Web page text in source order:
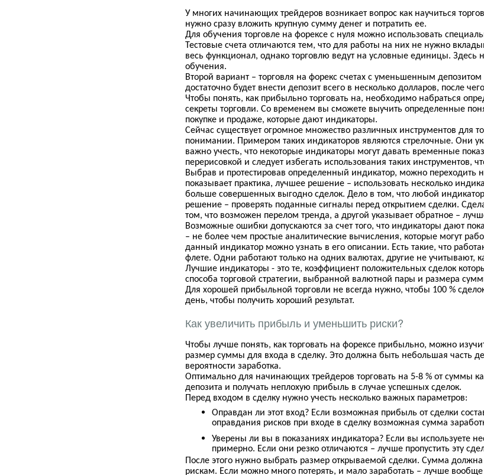
У многих начинающих трейдеров возникает вопрос как научиться
нужно сразу вложить крупную сумму денег и потратить ее.
Для обучения торговле на форексе с нуля можно использовать
Тестовые счета отличаются тем, что для работы на них не нужно
весь функционал, однако торговлю ведут на условные единицы. Здесь
обучения.
Второй вариант – торговля на форекс счетах с уменьшенным
достаточно будет внести депозит всего в несколько долларов, после
Чтобы понять, как прибыльно торговать на, необходимо набраться
секреты торговли. Со временем вы сможете выучить определенные
покупке и продаже, которые дают индикаторы.
Сейчас существует огромное множество различных инструментов для
понимании. Примером таких индикаторов являются стрелочные. Они
важно учесть, что некоторые индикаторы могут давать временные
перерисовкой и следует избегать использования таких инструментов,
Выбрав и протестировав определенный индикатор, можно переходить
показывает практика, лучшее решение – использовать несколько
больше совершенных выгодно сделок. Дело в том, что любой
решение – проверять поданные сигналы перед открытием сделки.
том, что возможен перелом тренда, а другой указывает обратное –
Возможные ошибки допускаются за счет того, что индикаторы дают
– не более чем простые аналитические вычисления, которые могут
данный индикатор можно узнать в его описании. Есть такие, что
флете. Одни работают только на одних валютах, другие не учитывают,
Лучшие индикаторы - это те, коэффициент положительных сделок
способа торговой стратегии, выбранной валютной пары и размера
Для хорошей прибыльной торговли не всегда нужно, чтобы 100 %
день, чтобы получить хороший результат.
Как увеличить прибыль и уменьшить риски?
Чтобы лучше понять, как торговать на форексе прибыльно, можно
размер суммы для входа в сделку. Это должна быть небольшая часть
вероятности заработка.
Оптимально для начинающих трейдеров торговать на 5-8 % от суммы
депозита и получать неплохую прибыль в случае успешных сделок.
Перед входом в сделку нужно учесть несколько важных параметров:
Оправдан ли этот вход? Если возможная прибыль от сделки
оправдания рисков при входе в сделку возможная сумма
Уверены ли вы в показаниях индикатора? Если вы используете
примерно. Если они резко отличаются – лучше пропустить эту
После этого нужно выбрать размер открываемой сделки. Сумма
рискам. Если можно много потерять, и мало заработать – лучше